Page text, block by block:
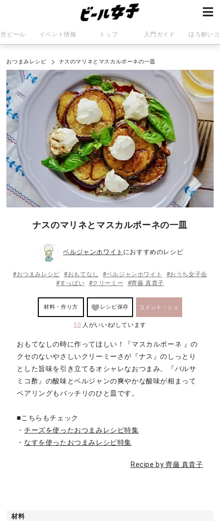
ビール イベント情報 トップ 入門ガイド ほろ酔い
おつまみレシピ ナスのマリネとマスカルポーネの一皿
ナスのマリネとマスカルポーネの一皿
ベルジャンホワイト におすすめのレシピ
#おつまみレシピ #おもてなし #ベルジャンホワイト
#おうち女子会
#すっぱい
#クリーミー #齊藤 真貴子
材料・作り方 レシピ保存 コメント・シェ
50 人がいいね!しています
おもてなしの時に作ってほしい！『マスカルポーネ 』の
クセのないやさしいクリーミーさが『ナス』のしっとり
とした旨味を引き立てるオシャレなおつまみ。『バルサ
ミコ酢』の酸味とベルジャンの爽やかな酸味が相まって
ペアリングもバッチリのひと皿です。
■こちらもチェック
・チーズを使ったおつまみレシピ特集
・ なすを使ったおつまみレシピ特集
Recipe by 齊藤 真貴子
材料